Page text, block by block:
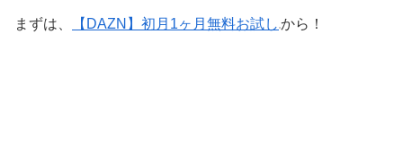
まずは、 【DAZN】初月1ヶ月無料お試し から！